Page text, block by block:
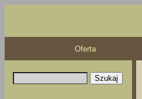
Oferta